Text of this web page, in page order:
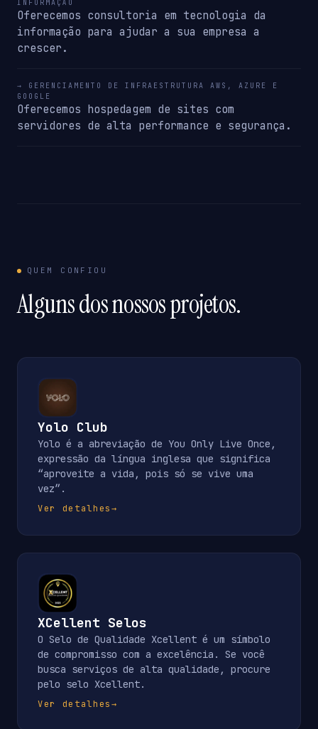
INFORMAÇÃO
Oferecemos consultoria em tecnologia da
informação para ajudar a sua empresa a
crescer.
→ GERENCIAMENTO DE INFRAESTRUTURA AWS, AZURE E
GOOGLE
Oferecemos hospedagem de sites com
servidores de alta performance e segurança.
QUEM CONFIOU
Alguns dos nossos projetos.
Yolo Club
Yolo é a abreviação de You Only Live Once,
expressão da língua inglesa que significa
“aproveite a vida, pois só se vive uma
vez”.
Ver detalhes→
XCellent Selos
O Selo de Qualidade Xcellent é um símbolo
de compromisso com a excelência. Se você
busca serviços de alta qualidade, procure
pelo selo Xcellent.
Ver detalhes→